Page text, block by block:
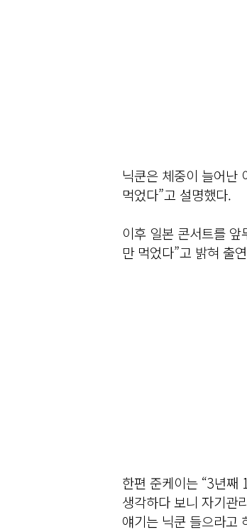
닉쿤은 체중이 늘어난
먹었다”고 설명했다.
이후 일본 콘서트를
만 먹었다”고 밝혀 출
한편 준케이는 “3년째
생각하다 보니 자기관
얘기는 닉쿤 들으라고